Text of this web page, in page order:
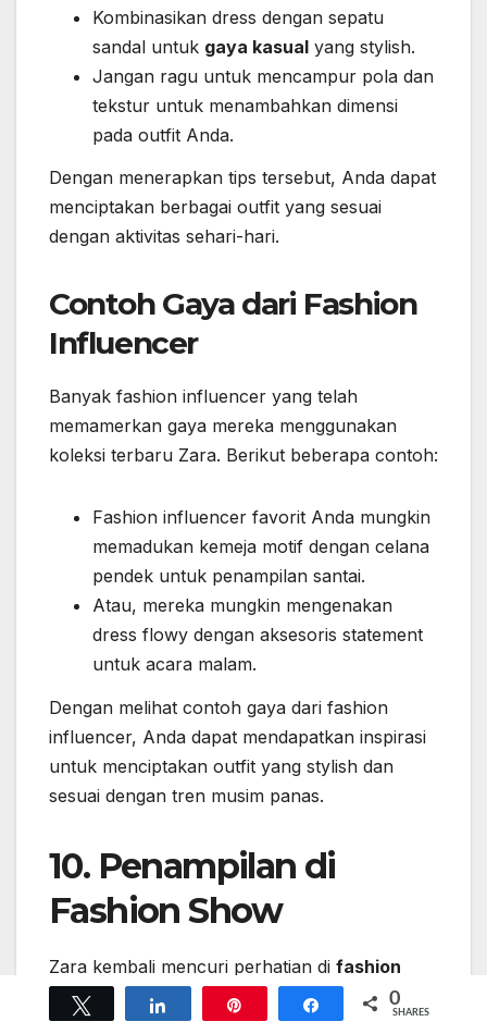
Kombinasikan dress dengan sepatu
sandal untuk gaya kasual yang stylish.
Jangan ragu untuk mencampur pola dan
tekstur untuk menambahkan dimensi
pada outfit Anda.
Dengan menerapkan tips tersebut, Anda dapat
menciptakan berbagai outfit yang sesuai
dengan aktivitas sehari-hari.
Contoh Gaya dari Fashion
Influencer
Banyak fashion influencer yang telah
memamerkan gaya mereka menggunakan
koleksi terbaru Zara. Berikut beberapa contoh:
Fashion influencer favorit Anda mungkin
memadukan kemeja motif dengan celana
pendek untuk penampilan santai.
Atau, mereka mungkin mengenakan
dress flowy dengan aksesoris statement
untuk acara malam.
Dengan melihat contoh gaya dari fashion
influencer, Anda dapat mendapatkan inspirasi
untuk menciptakan outfit yang stylish dan
sesuai dengan tren musim panas.
10. Penampilan di
Fashion Show
Zara kembali mencuri perhatian di fashion
show
terbaru dengan koleksi musim panas
yang stylish dan inovatif. Penampilan ini tidak
Share 0
SHARES